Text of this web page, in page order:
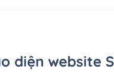
diện website